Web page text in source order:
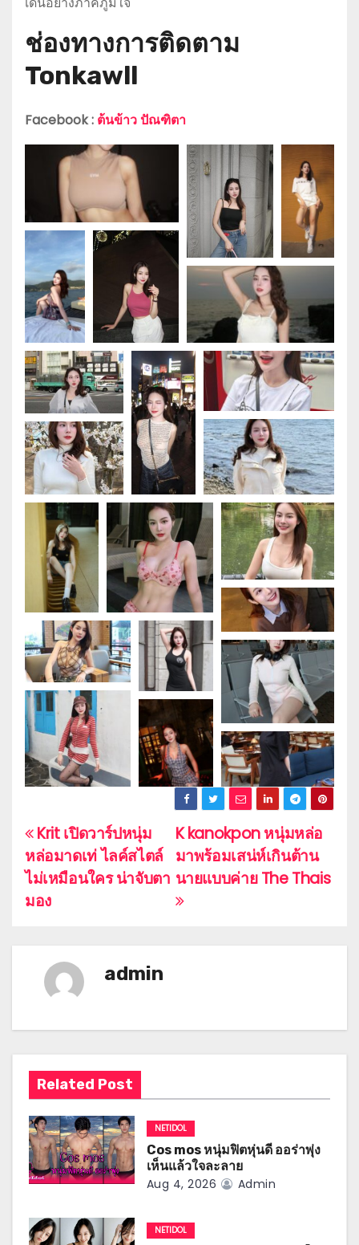
ช่องทางการติดตาม
Tonkawll
Facebook : ต้นข้าว ปัณฑิตา
P
o
s
v
i
g
a
t
i
o
K kanokpon หนุ่มหล่อ
มาพร้อมเสน่ห์เกินต้าน
นายแบบค่าย The Thais
Krit เปิดวาร์ปหนุ่ม
หล่อมาดเท่ ไลค์สไตล์
ไม่เหมือนใคร น่าจับตา
มอง
admin
Related Post
NETIDOL
Cos mos หนุ่มฟิตหุ่นดี ออร่าพุ่ง
เห็นแล้วใจละลาย
Aug 4, 2026 Admin
NETIDOL